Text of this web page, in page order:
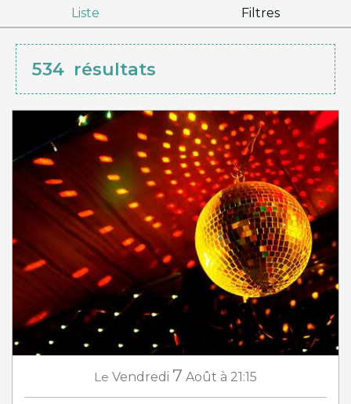
Liste Filtres
534 résultats
Le Vendredi 7 Août à 21:15